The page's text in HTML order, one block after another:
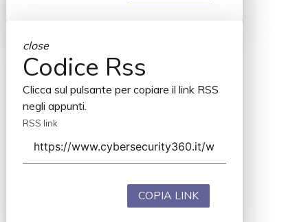
close
Codice Rss
Clicca sul pulsante per copiare il link RSS
negli appunti.
RSS link
COPIA LINK